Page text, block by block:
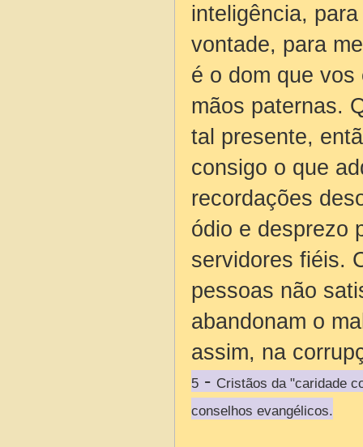
inteligência,
vontade, para
é o dom que
mãos paternas.
tal presente,
consigo o que
recordações
ódio e desprezo
servidores fiéis.
pessoas não
abandonam o
assim, na
5 - Cristãos da "caridade
conselhos evangélicos.